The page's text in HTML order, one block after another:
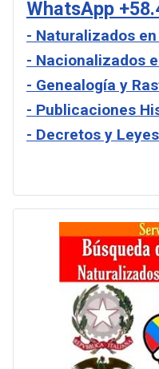
WhatsApp
- Naturalizados
- Nacionalizados
- Genealogía y
- Publicaciones
- Decretos y